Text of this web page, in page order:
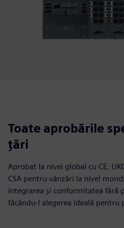
Toate aprobările
țări
Aprobat la nivel global cu CE,
CSA pentru vânzări la nivel
integrarea și conformitatea fără
făcându-l alegerea ideală